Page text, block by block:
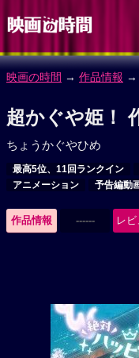
映画の時間 → 作品情報 →
超かぐや姫！
ちょうかぐやひめ
最高5位、11回ランクイン
アニメーション
予告編動
作品情報 ------ レ